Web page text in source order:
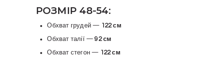
РОЗМІР 48-54:
Обхват грудей — 122 см
Обхват талії —92 см
Обхват стегон — 122 см